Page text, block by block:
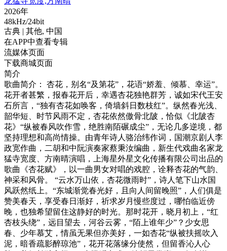
2026年
48kHz/24bit
古典 | 其他, 中国
在APP中查看专辑
流媒体页面
下载商城页面
简介
歌曲简介： 杏花，别名“及第花”，花语“娇羞、倾慕、幸运”。
花开者甚繁，报春花开后，幸遇杏花独艳群芳，诚如宋代王安
石所言，“独有杏花如唤客，倚墙斜日数枝红”。纵然春光浅、
韶华短、时节风雨不定，杏花依然傲骨北陂，恰似《北陂杏
花》“纵被春风吹作雪，绝胜南陌碾成尘”，无论几多逆境，都
坚持理想和高尚情操。由青年诗人骆治纬作词，国潮京剧人李
政宽作曲，二胡和中阮演奏家蔡秉汝编曲，新生代戏曲名家龙
猛寺宽度、方南晴演唱，上海星外星文化传播有限公司出品的
歌曲《杏花赋》，以一曲男女对唱的戏腔，诠释杏花的气韵、
神采和风骨。 “云水万山依，杏花微雨时”，诗人笔下山水国
风跃然纸上。“东城渐觉春光好，且向人间留晚照”，人们俱是
赞美春天，享受春日渐好，祈求岁月慢些度过，哪怕临近傍
晚，也独希望留住这静好的时光。那时花开，晓月初上，“红
杏枝头绕”，远目望去，河谷云雾，“陌上谁年少”？少女思
春、少年慕艾，情虽无果但亦美好，一如杏花“纵被扶摇吹入
泥，暗香疏影醉琼池”，花开花落缘分使然，但留香沁人心